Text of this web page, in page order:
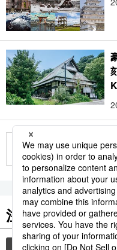
も
注目のキーワー
共同通信ニュース 気